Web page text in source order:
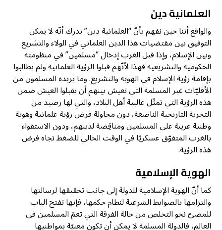
العلمانية دين
والواقع أننا حين نفهم بأنّ “العلمانية دين” ندرك أنّه لا يمكن
التوفيق بين مقتضيات هذا الدين العلماني في الولاء والتشريع
وبين الإسلام، وإذا قبل الغرب إدخال “مسلمين” في منظومته
الحكومية والتشريعية فهذا لأنّهم قبلوا الرؤية العلمانية ولم يطالبوا
بإقامة رؤية الإسلام في الهوية والتشريع. وما يريده المسلمون من
الأقليّات غير المسلمة التي تعيش بينهم أن يقبلوا العيش ضمن
هذه الرؤية التي تمثّل غالبية أهل البلاد، والتي لها رصيد من
التجربة التاريخية الناصعة، دون محاولة فرض رؤية علمانية وهوية
وطنية غريبة على المسلمين ومناقِضة لدينهم، ودون الاستقواء
بالغرب المتفوّق عسكريّا في الوقت الحالي للضغط تجاه فرض
هذه الرؤية.
الهوية الإسلامية
كما أنّ الهوية الإسلامية للدولة إلى جانب تحقيقها لرسالتها
والتزامها بالضوابط الشرعية لنظام حكمها، فإنها تفتح الباب
للمضيّ نحو التخلص من حالة الفرقة التي تعمّ المسلمين في
العالم، فالدولة المسلمة لا يمكن أن تكون معنيّة بمواطنيها